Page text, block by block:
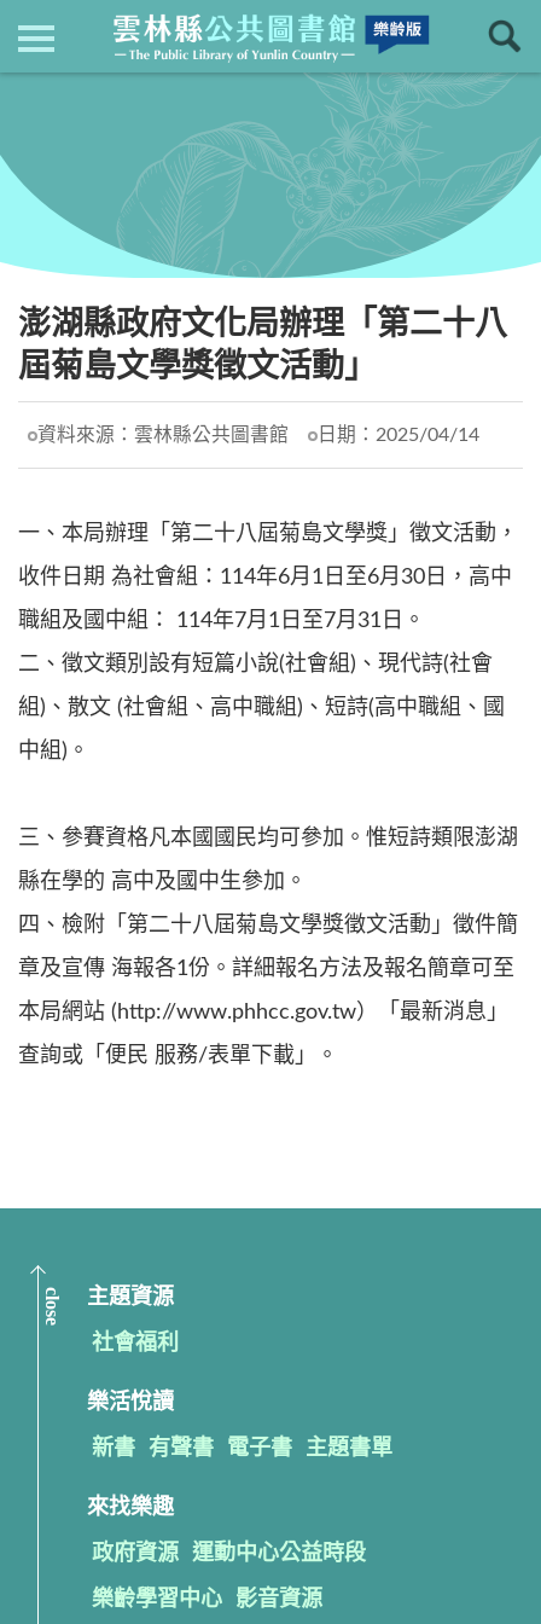
最新消息
澎湖縣政府文化局辦理「第二十八
屆菊島文學獎徵文活動」
資料來源： 雲林縣公共圖書館 日期： 2025/04/14
一、本局辦理「第二十八屆菊島文學獎」徵文活動，
收件日期 為社會組：114年6月1日至6月30日，高中
職組及國中組： 114年7月1日至7月31日。
二、徵文類別設有短篇小說(社會組)、現代詩(社會
組)、散文 (社會組、高中職組)、短詩(高中職組、國
中組)。
三、參賽資格凡本國國民均可參加。惟短詩類限澎湖
縣在學的 高中及國中生參加。
四、檢附「第二十八屆菊島文學獎徵文活動」徵件簡
章及宣傳 海報各1份。詳細報名方法及報名簡章可至
本局網站 (http://www.phhcc.gov.tw）「最新消息」
查詢或「便民 服務/表單下載」。
close 主題資源
社會福利
樂活悅讀
新書 有聲書 電子書 主題書單
來找樂趣
政府資源 運動中心公益時段
樂齡學習中心 影音資源